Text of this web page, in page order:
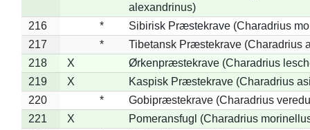
alexandrinus)
216
*
Sibirisk Præstekrave (Charadrius
217
*
Tibetansk Præstekrave (Charadrius
218
X
Ørkenpræstekrave (Charadrius
219
X
Kaspisk Præstekrave (Charadrius
220
*
Gobipræstekrave (Charadrius
221
X
Pomeransfugl (Charadrius